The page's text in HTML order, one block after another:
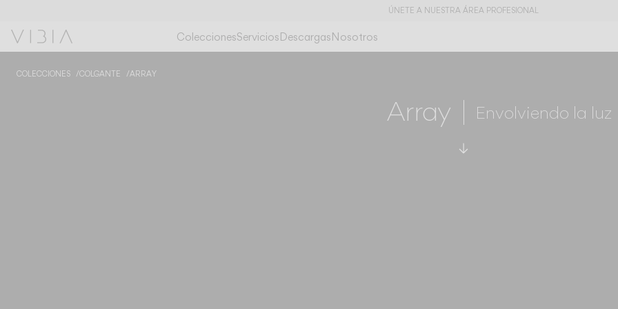
ÚNETE A NUESTRA ÁREA PROFESIONAL
ColeccionesServiciosDescargasNosotros
COLECCIONES COLGANTE ARRAY
Array Envolviendo la luz
Ir a especificaciones